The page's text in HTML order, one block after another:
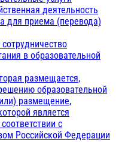
деятельность
для приема (перевода)
в образовательной
размещается,
образовательной
размещение,
является
с
Российской Федерации